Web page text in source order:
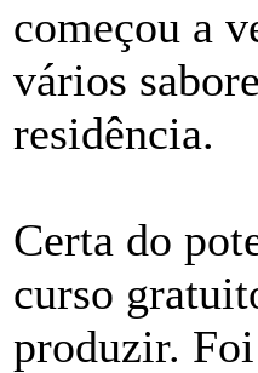
começou a
vários
residência.
Certa do
curso
produzir.